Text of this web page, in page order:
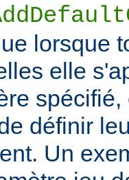
lorsque
elle
définir
Un